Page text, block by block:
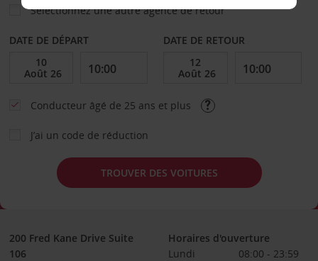
Sélectionnez une autre agence de retour
DATE DE DÉPART DATE DE RETOUR
Conducteur âgé de 25 ans et plus
J’ai un code de réduction
TROUVER DES VOITURES
200 Fred Kane Drive Suite
106
Horaires d'ouverture
Lundi
08:00 - 23:59